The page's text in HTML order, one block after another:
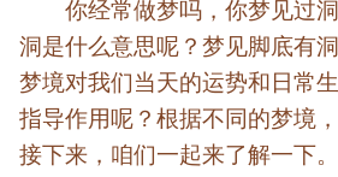
你经常做梦吗，你梦见过
洞是什么意思呢？梦见脚底有
梦境对我们当天的运势和日常
指导作用呢？根据不同的梦境
接下来，咱们一起来了解一下。